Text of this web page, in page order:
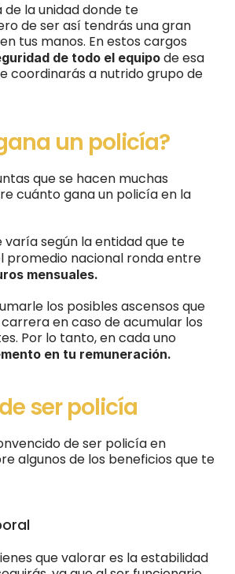
la unidad donde te
de ser así tendrás una gran
tus manos. En estos cargos
de todo el equipo de esa
coordinarás a nutrido grupo de
un policía?
que se hacen muchas
cuánto gana un policía en la
varía según la entidad que te
promedio nacional ronda entre
mensuales.
los posibles ascensos que
en caso de acumular los
Por lo tanto, en cada uno
en tu remuneración.
ser policía
de ser policía en
algunos de los beneficios que te
que valorar es la estabilidad